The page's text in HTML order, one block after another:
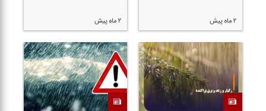
۲ ماه پیش ۲ ماه پیش